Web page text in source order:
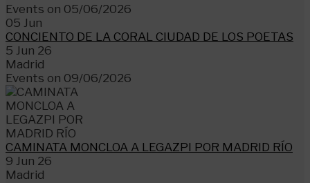
Events on 05/06/2026
05 Jun
CONCIENTO DE LA CORAL CIUDAD DE LOS POETAS
5 Jun 26
Madrid
Events on 09/06/2026
CAMINATA MONCLOA A LEGAZPI POR MADRID RÍO
9 Jun 26
Madrid